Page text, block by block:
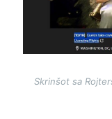
Skrinšot sa